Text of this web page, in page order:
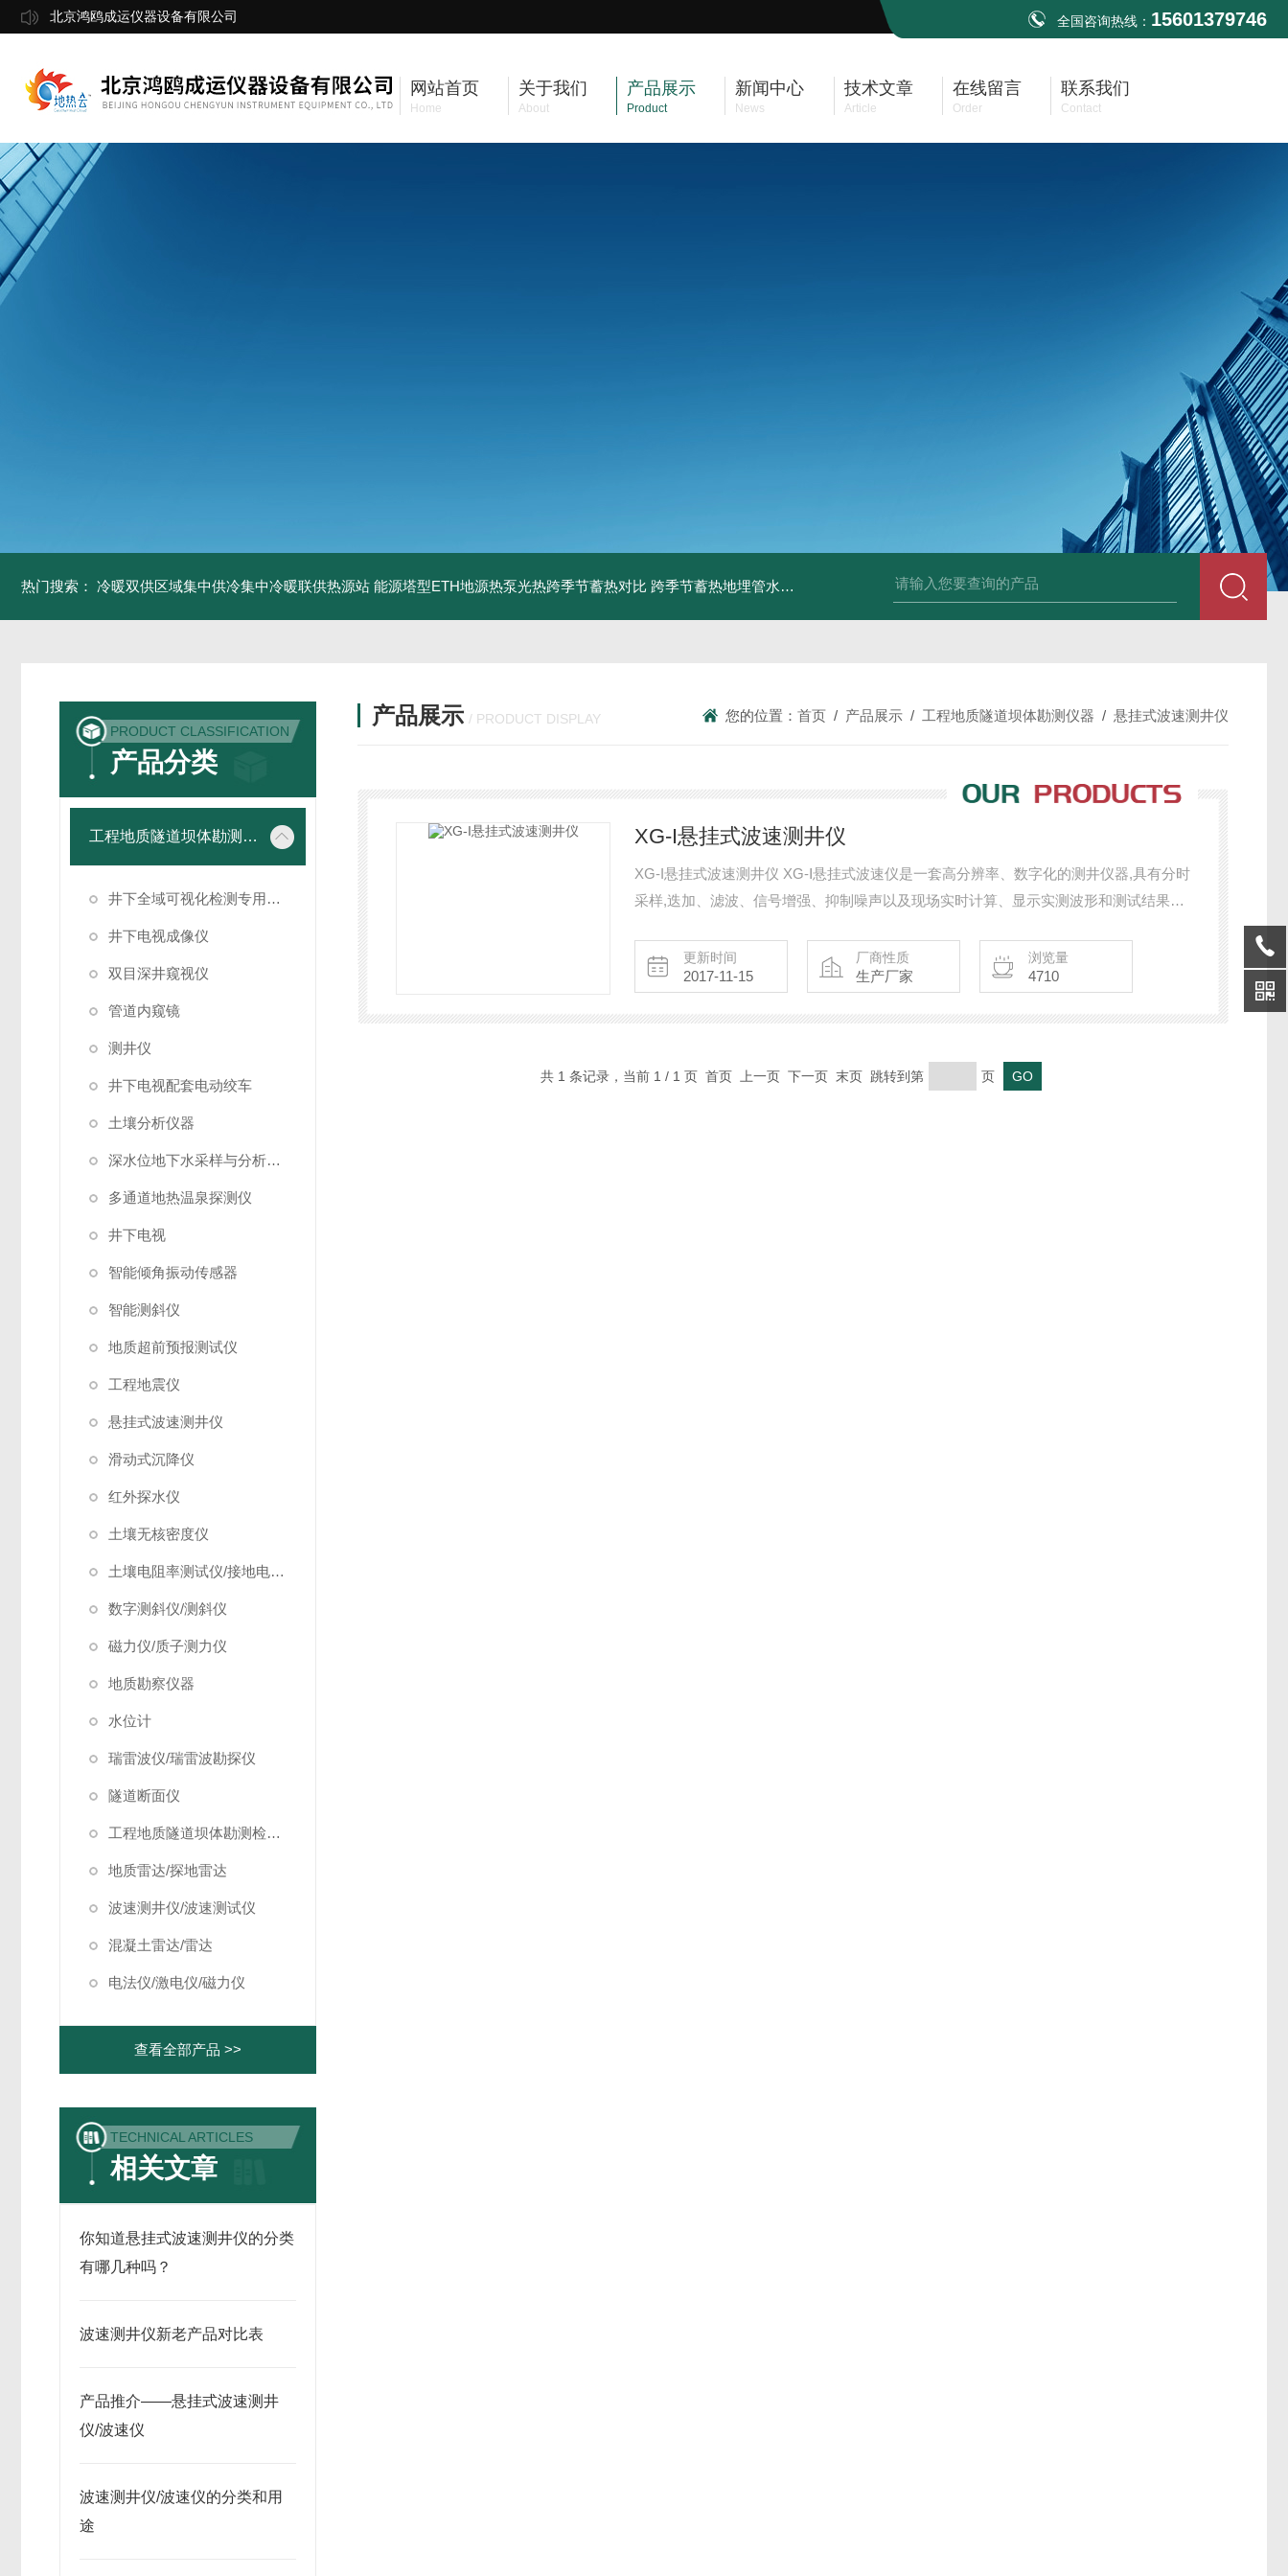
北京鸿鸥成运仪器设备有限公司 全国咨询热线： 15601379746
网站首页
Home
关于我们
About
产品展示
Product
新闻中心
News
技术文章
Article
在线留言
Order
联系我们
Contact
热门搜索： 冷暖双供区域集中供冷集中冷暖联供热源站 能源塔型ETH地源热泵光热跨季节蓄热对比 跨季节蓄热地埋管水池湖面储热技术研究对比 中深浅层地源热泵空调系统运行故障诊断修复 冷暖双
PRODUCT CLASSIFICATION
产品分类
工程地质隧道坝体勘测仪器
井下全域可视化检测专用成像设备
井下电视成像仪
双目深井窥视仪
管道内窥镜
测井仪
井下电视配套电动绞车
土壤分析仪器
深水位地下水采样与分析系统
多通道地热温泉探测仪
井下电视
智能倾角振动传感器
智能测斜仪
地质超前预报测试仪
工程地震仪
悬挂式波速测井仪
滑动式沉降仪
红外探水仪
土壤无核密度仪
土壤电阻率测试仪/接地电阻测试仪
数字测斜仪/测斜仪
磁力仪/质子测力仪
地质勘察仪器
水位计
瑞雷波仪/瑞雷波勘探仪
隧道断面仪
工程地质隧道坝体勘测检测仪器
地质雷达/探地雷达
波速测井仪/波速测试仪
混凝土雷达/雷达
电法仪/激电仪/磁力仪
查看全部产品 >>
TECHNICAL ARTICLES
相关文章
你知道悬挂式波速测井仪的分类
有哪几种吗？
波速测井仪新老产品对比表
产品推介——悬挂式波速测井
仪/波速仪
波速测井仪/波速仪的分类和用
途
产品展示 / PRODUCT DISPLAY 您的位置： 首页 / 产品展示 / 工程地质隧道坝体勘测仪器 / 悬挂式波速测井仪
XG-I悬挂式波速测井仪
XG-I悬挂式波速测井仪 XG-Ⅰ悬挂式波速仪是一套高分辨率、数字化的测井仪器,具有分时
采样,迭加、滤波、信号增强、抑制噪声以及现场实时计算、显示实测波形和测试结果等
更新时间
2017-11-15
厂商性质
生产厂家
浏览量
4710
共 1 条记录，当前 1 / 1 页 首页 上一页 下一页 末页 跳转到第 页